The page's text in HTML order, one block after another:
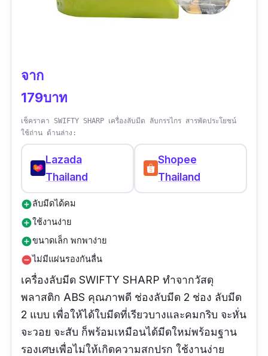
จาก
179บาท
เช็คราคา SWIFTY SHARP เครื่องลับมีด ลับกรรไกร สารพัดประโยชน์
ใช้ถ่าน ด้านล่าง:
Lazada
Thailand
Shopee
Thailand
add_circleลับมีดได้คม
add_circleใช้งานง่าย
add_circleขนาดเล็ก พกพาง่าย
remove_circleไม่มีแผ่นรองกันลื่น
เครื่องลับมีด SWIFTY SHARP ทำจากวัสดุ
พลาสติก ABS คุณภาพดี ช่องลับมีด 2 ช่อง ลับมีด
2 แบบ เพื่อให้ได้ใบมีดที่เรียวบางและคมกริบ จะหั่น
จะวอย จะสับ ก็พร้อมเหมือนได้มีดใหม่พร้อมฐาน
รองเศษเพื่อไม่ให้เกิดความสกปรก ใช้งานง่าย